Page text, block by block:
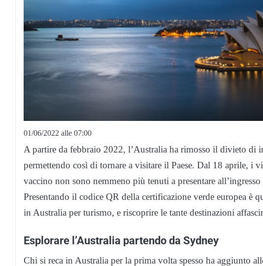
01/06/2022 alle 07:00
A partire da febbraio 2022, l’Australia ha rimosso il divieto di
permettendo così di tornare a visitare il Paese. Dal 18 aprile, i
vaccino non sono nemmeno più tenuti a presentare
Presentando il codice QR della certificazione verde europea è
in Australia per turismo, e riscoprire le tante destinazioni
Esplorare l’Australia partendo da Sydney
Chi si reca in Australia per la prima volta spesso ha aggiunto